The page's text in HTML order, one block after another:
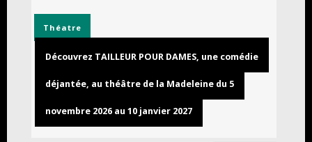
Théatre
Découvrez TAILLEUR POUR DAMES, une comédie
déjantée, au théâtre de la Madeleine du 5
novembre 2026 au 10 janvier 2027